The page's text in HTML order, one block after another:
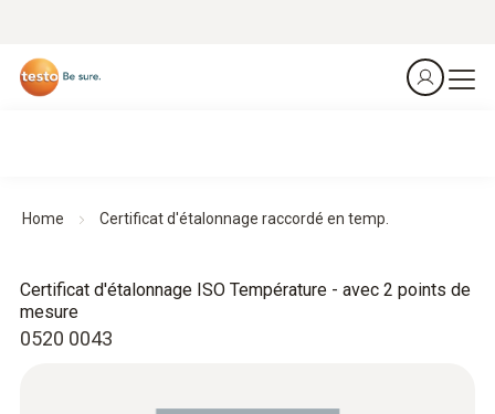
Home Certificat d'étalonnage raccordé en temp.
0520 0043
Certificat d'étalonnage ISO Température - avec 2 points de
mesure